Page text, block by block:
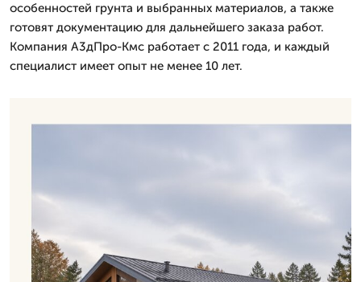
особенностей грунта и выбранных материалов, а также
готовят документацию для дальнейшего заказа работ.
Компания А3дПро-Кмс работает с 2011 года, и каждый
специалист имеет опыт не менее 10 лет.